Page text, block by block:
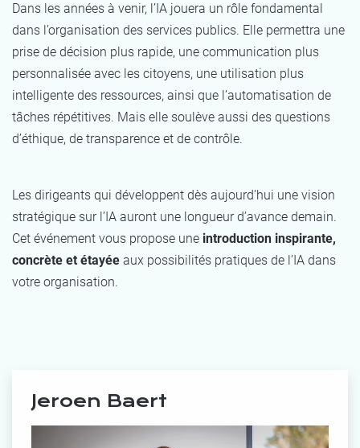
Dans les années à venir, l’IA jouera un rôle fondamental
dans l’organisation des services publics. Elle permettra une
prise de décision plus rapide, une communication plus
personnalisée avec les citoyens, une utilisation plus
intelligente des ressources, ainsi que l’automatisation de
tâches répétitives. Mais elle soulève aussi des questions
d’éthique, de transparence et de contrôle.
Les dirigeants qui développent dès aujourd’hui une vision
stratégique sur l’IA auront une longueur d’avance demain.
Cet événement vous propose une introduction inspirante,
concrète et étayée aux possibilités pratiques de l’IA dans
votre organisation.
Jeroen Baert